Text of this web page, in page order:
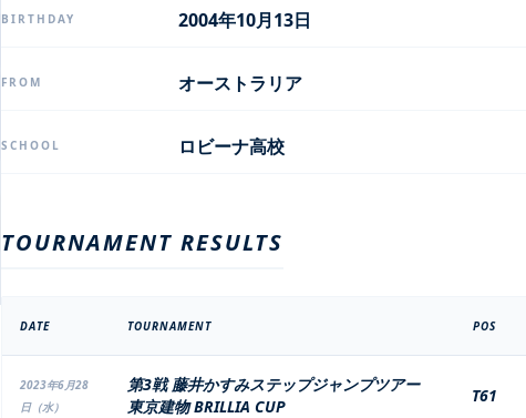
BIRTHDAY 2004年10月13日
FROM オーストラリア
SCHOOL ロビーナ高校
TOURNAMENT RESULTS
DATE TOURNAMENT POS
2023年6月28
日（水）
第3戦 藤井かすみステップジャンプツアー
東京建物 BRILLIA CUP
T61